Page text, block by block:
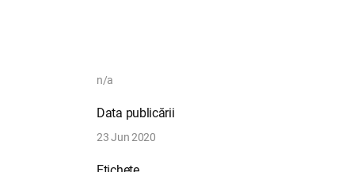
n/a
Data publicării
23 Jun 2020